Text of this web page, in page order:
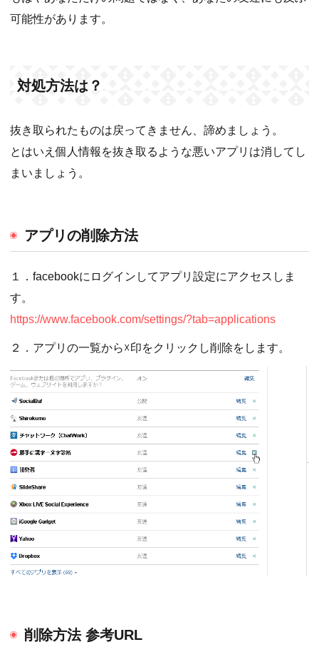
可能性があります。
対処方法は？
抜き取られたものは戻ってきません、諦めましょう。
とはいえ個人情報を抜き取るような悪いアプリは消してし
まいましょう。
アプリの削除方法
１．facebookにログインしてアプリ設定にアクセスしま
す。
https://www.facebook.com/settings/?tab=applications
２．アプリの一覧から☓印をクリックし削除をします。
削除方法 参考URL